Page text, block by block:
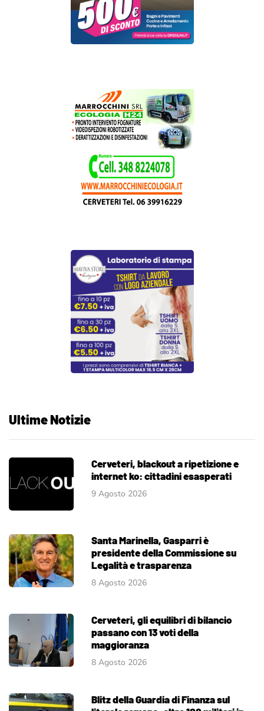
Ultime Notizie
Cerveteri, blackout a ripetizione e
internet ko: cittadini esasperati
9 Agosto 2026
Santa Marinella, Gasparri è
presidente della Commissione su
Legalità e trasparenza
8 Agosto 2026
Cerveteri, gli equilibri di bilancio
passano con 13 voti della
maggioranza
8 Agosto 2026
Blitz della Guardia di Finanza sul